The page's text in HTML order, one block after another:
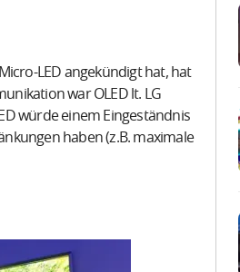
LED angekündigt hat, hat
war OLED lt. LG
würde einem Eingeständnis
haben (z.B. maximale